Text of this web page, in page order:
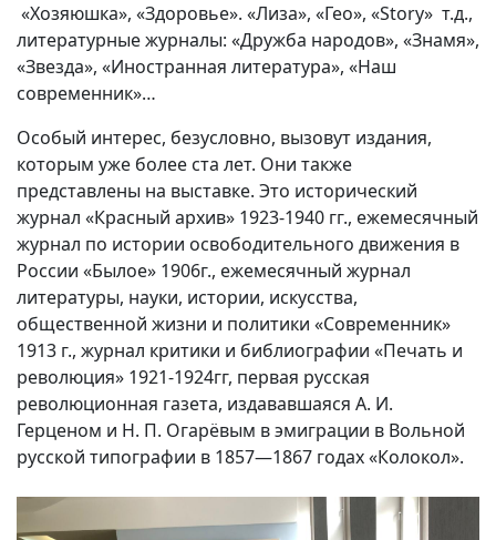
«Хозяюшка», «Здоровье». «Лиза», «Гео», «Story» т.д.,
литературные журналы: «Дружба народов», «Знамя»,
«Звезда», «Иностранная литература», «Наш
современник»…
Особый интерес, безусловно, вызовут издания,
которым уже более ста лет. Они также
представлены на выставке. Это исторический
журнал «Красный архив» 1923-1940 гг., ежемесячный
журнал по истории освободительного движения в
России «Былое» 1906г., ежемесячный журнал
литературы, науки, истории, искусства,
общественной жизни и политики «Современник»
1913 г., журнал критики и библиографии «Печать и
революция» 1921-1924гг, первая русская
революционная газета, издававшаяся А. И.
Герценом и Н. П. Огарёвым в эмиграции в Вольной
русской типографии в 1857—1867 годах «Колокол».